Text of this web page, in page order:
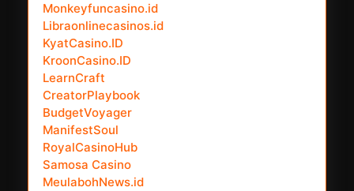
Monkeyfuncasino.id
Libraonlinecasinos.id
KyatCasino.ID
KroonCasino.ID
LearnCraft
CreatorPlaybook
BudgetVoyager
ManifestSoul
RoyalCasinoHub
Samosa Casino
MeulabohNews.id